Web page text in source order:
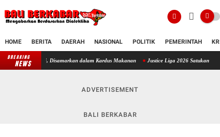
HOME BERITA DAERAH NASIONAL POLITIK PEMERINTAH
BREAKING
NEWS
Dua WNA India Diduga Selundupkan 10 Kilogram Ganja ke Bali, Disamarkan dalam
ADVERTISEMENT
BALI BERKABAR